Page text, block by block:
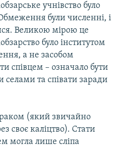
учнівство було
були численні, і
Великою мірою це
було інститутом
а не засобом
співцем – означало бути
та співати заради
(який звичайно
своє каліцтво). Стати
могла лише сліпа